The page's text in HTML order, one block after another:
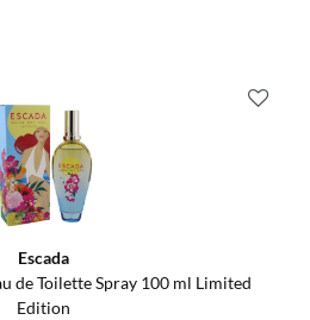
Escada
de Toilette Spray 100 ml Limited
Edition